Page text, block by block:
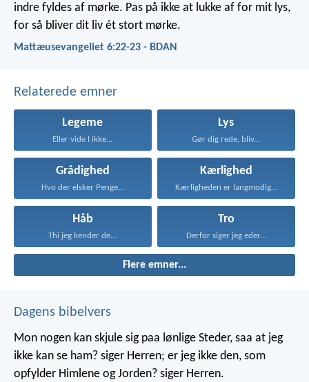
indre fyldes af mørke. Pas på ikke at lukke af for mit lys,
for så bliver dit liv ét stort mørke.
Mattæusevangeliet 6:22-23 - BDAN
Relaterede emner
Legeme
Eller vide I ikke...
Lys
Gør dig rede, bliv...
Grådighed
Hvo der elsker Penge...
Kærlighed
Kærligheden er langmodig, er...
Håb
Thi jeg kender de...
Tro
Derfor siger jeg eder...
Flere emner...
Dagens bibelvers
Mon nogen kan skjule sig paa lønlige Steder, saa at jeg
ikke kan se ham? siger Herren; er jeg ikke den, som
opfylder Himlene og Jorden? siger Herren.